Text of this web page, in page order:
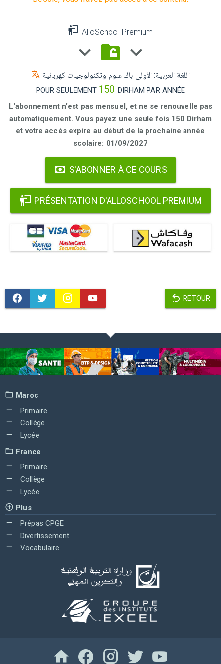
AlloSchool Premium
اللغة العربية: الأولى باك علوم وتكنولوجيات كهربائية
POUR SEULEMENT 150 DIRHAM PAR ANNÉE
L'abonnement n'est pas mensuel, et ne se renouvelle pas
automatiquement. Vous payez une seule fois 150 Dirham
et votre accés expire au début de la prochaine année
scolaire: 01/09/2027
S'ABONNER À CE COURS
PRÉSENTATION D'ALLOSCHOOL PREMIUM
RETOUR
Maroc
Primaire
Collège
Lycée
France
Primaire
Collège
Lycée
Plus
Prépas CPGE
Divertissement
Vocabulaire